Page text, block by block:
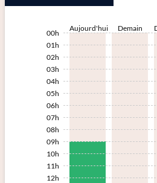
00h
01h
02h
03h
04h
05h
06h
07h
08h
09h
10h
11h
12h
Aujourd'hui Demain